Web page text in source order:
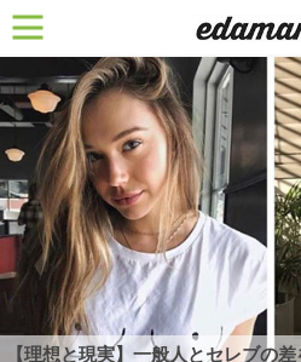
【理想と現実】一般人とセレブの